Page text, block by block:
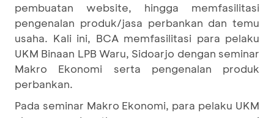
pembuatan website, hingga memfasilitasi
pengenalan produk/jasa perbankan dan temu
usaha. Kali ini, BCA memfasilitasi para pelaku
UKM Binaan LPB Waru, Sidoarjo dengan seminar
Makro Ekonomi serta pengenalan produk
perbankan.
Pada seminar Makro Ekonomi, para pelaku UKM